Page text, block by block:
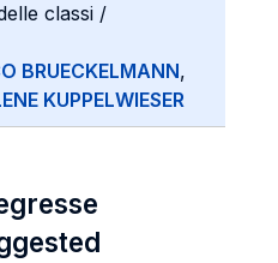
classi /
BRUECKELMANN,
KUPPELWIESER